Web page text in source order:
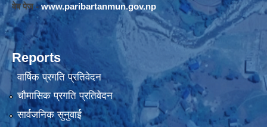
वेब पेज -www.paribartanmun.gov.np
Reports
वार्षिक प्रगति प्रतिवेदन
चौमासिक प्रगति प्रतिवेदन
सार्वजनिक सुनुवाई